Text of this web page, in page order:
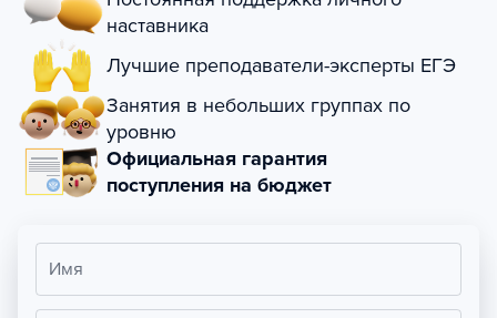
наставника
Лучшие преподаватели-эксперты ЕГЭ
Занятия в небольших группах по
уровню
Официальная гарантия
поступления на бюджет
Имя